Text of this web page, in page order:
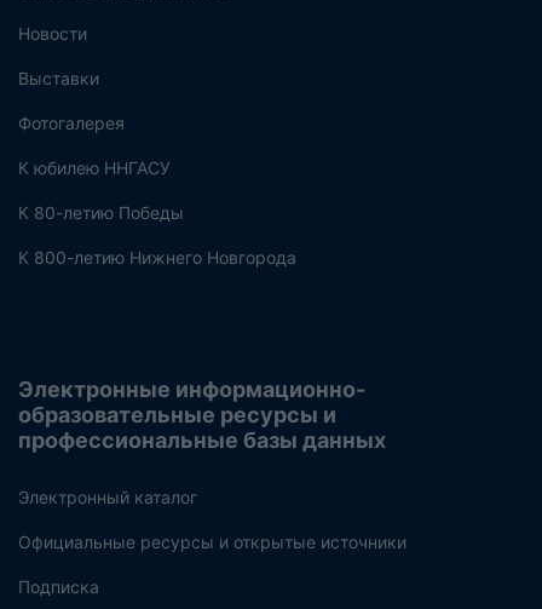
Новости
Выставки
Фотогалерея
К юбилею ННГАСУ
К 80-летию Победы
К 800-летию Нижнего Новгорода
Электронные информационно-
образовательные ресурсы и
профессиональные базы данных
Электронный каталог
Официальные ресурсы и открытые источники
Подписка